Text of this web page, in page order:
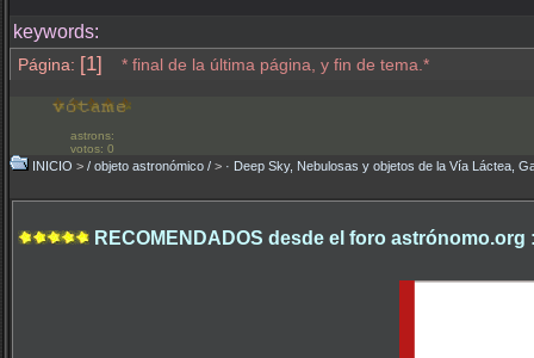
keywords:
Página: [1] * final de la última página, y fin de tema.*
astrons:
votos: 0
INICIO > / objeto astronómico / > · Deep Sky, Nebulosas y objetos de la Vía Láctea,
RECOMENDADOS desde el foro astrónomo.org